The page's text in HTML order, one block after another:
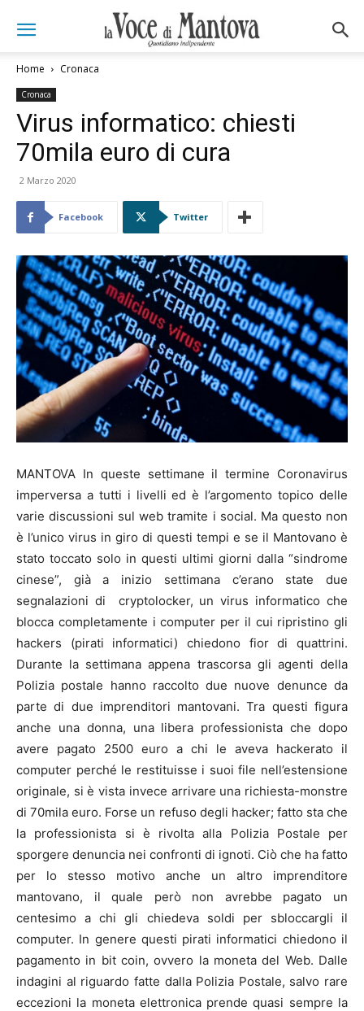
Home Cronaca
Cronaca
Virus informatico: chiesti
70mila euro di cura
2 Marzo 2020
Facebook Twitter
MANTOVA In queste settimane il termine Coronavirus
imperversa a tutti i livelli ed è l’argomento topico delle
varie discussioni sul web tramite i social. Ma questo non
è l’unico virus in giro di questi tempi e se il Mantovano è
stato toccato solo in questi ultimi giorni dalla “sindrome
cinese”, già a inizio settimana c’erano state due
segnalazioni di cryptolocker, un virus informatico che
blocca completamente i computer per il cui ripristino gli
hackers (pirati informatici) chiedono fior di quattrini.
Durante la settimana appena trascorsa gli agenti della
Polizia postale hanno raccolto due nuove denunce da
parte di due imprenditori mantovani. Tra questi figura
anche una donna, una libera professionista che dopo
avere pagato 2500 euro a chi le aveva hackerato il
computer perché le restituisse i suoi file nell’estensione
originale, si è vista invece arrivare una richiesta-monstre
di 70mila euro. Forse un refuso degli hacker; fatto sta che
la professionista si è rivolta alla Polizia Postale per
sporgere denuncia nei confronti di ignoti. Ciò che ha fatto
per lo stesso motivo anche un altro imprenditore
mantovano, il quale però non avrebbe pagato un
centesimo a chi gli chiedeva soldi per sbloccargli il
computer. In genere questi pirati informatici chiedono il
pagamento in bit coin, ovvero la moneta del Web. Dalle
indagini al riguardo fatte dalla Polizia Postale, salvo rare
eccezioni la moneta elettronica prende quasi sempre la